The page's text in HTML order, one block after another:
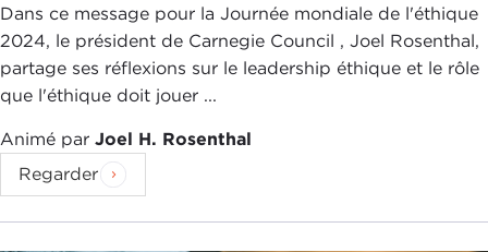
Dans ce message pour la Journée mondiale de l'éthique
2024, le président de Carnegie Council , Joel Rosenthal,
partage ses réflexions sur le leadership éthique et le rôle
que l'éthique doit jouer ...
Animé par Joel H. Rosenthal
Regarder